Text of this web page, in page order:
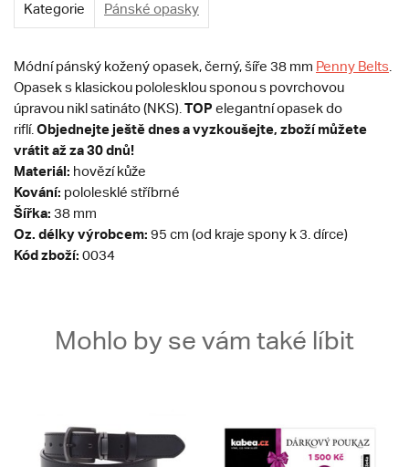
Kategorie Pánské opasky
Módní pánský kožený opasek, černý, šíře 38 mm Penny Belts
Opasek s klasickou pololesklou sponou s povrchovou
úpravou nikl satináto (NKS). TOP elegantní opasek do
riflí. Objednejte ještě dnes a vyzkoušejte, zboží můžete
vrátit až za 30 dnů!
Materiál: hovězí kůže
Kování: pololesklé stříbrné
Šířka: 38 mm
Oz. délky výrobcem: 95 cm (od kraje spony k 3. dírce)
Kód zboží: 0034
Mohlo by se vám také líbit